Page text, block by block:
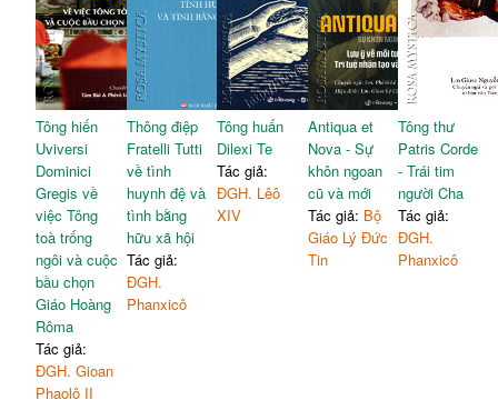
Tông hiến
Uviversi
Dominici
Gregis về
việc Tông
toà trống
ngôi và cuộc
bầu chọn
Giáo Hoàng
Rôma
Tác giả:
ĐGH. Gioan
Phaolô II
Thông điệp
Fratelli Tutti
về tình
huynh đệ và
tình bằng
hữu xã hội
Tác giả:
ĐGH.
Phanxicô
Tông huấn
Dilexi Te
Tác giả:
ĐGH. Lêô
XIV
Antiqua et
Nova - Sự
khôn ngoan
cũ và mới
Tác giả: Bộ
Giáo Lý Đức
Tin
Tông thư
Patris Corde
- Trái tim
người Cha
Tác giả:
ĐGH.
Phanxicô